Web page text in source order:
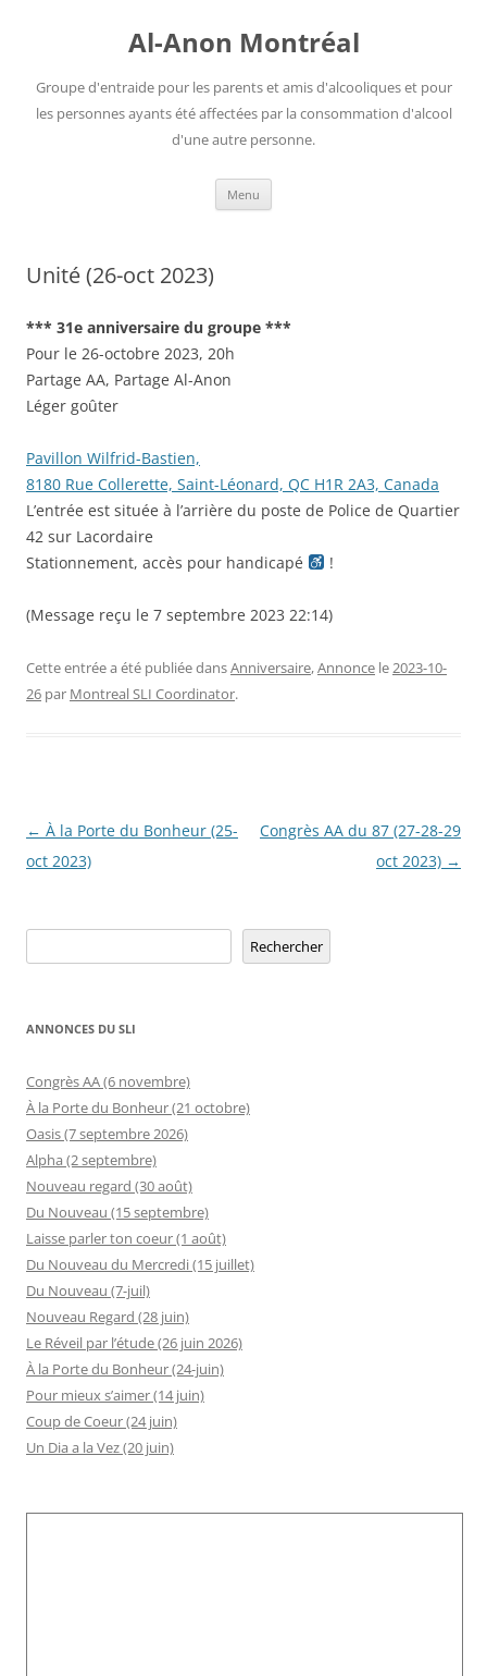
Al-Anon Montréal
Groupe d'entraide pour les parents et amis d'alcooliques et pour
les personnes ayants été affectées par la consommation d'alcool
d'une autre personne.
Menu
Unité (26-oct 2023)
*** 31e anniversaire du groupe ***
Pour le 26-octobre 2023, 20h
Partage AA, Partage Al-Anon
Léger goûter
Pavillon Wilfrid-Bastien,
8180 Rue Collerette, Saint-Léonard, QC H1R 2A3, Canada
L’entrée est située à l’arrière du poste de Police de Quartier
42 sur Lacordaire
Stationnement, accès pour handicapé
!
(Message reçu le 7 septembre 2023 22:14)
Cette entrée a été publiée dansAnniversaire,Annonce le2023-10-
26 par Montreal SLI Coordinator.
Navigation
des
← À la Porte du Bonheur (25-
oct 2023)
Congrès AA du 87 (27-28-29
oct 2023) →
Rechercher
ANNONCES DU SLI
Congrès AA (6 novembre)
À la Porte du Bonheur (21 octobre)
Oasis (7 septembre 2026)
Alpha (2 septembre)
Nouveau regard (30 août)
Du Nouveau (15 septembre)
Laisse parler ton coeur (1 août)
Du Nouveau du Mercredi (15 juillet)
Du Nouveau (7-juil)
Nouveau Regard (28 juin)
Le Réveil par l’étude (26 juin 2026)
À la Porte du Bonheur (24-juin)
Pour mieux s’aimer (14 juin)
Coup de Coeur (24 juin)
Un Dia a la Vez (20 juin)